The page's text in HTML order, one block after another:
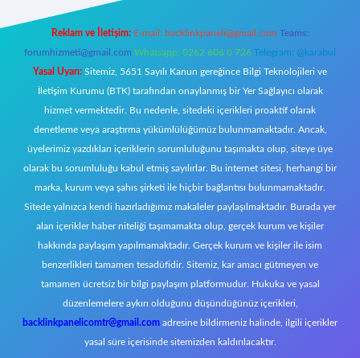
Reklam ve İletişim: E-mail: backlinkpaneli@gmail.com Teams:
forumhizmeti@gmail.com Whatsapp: 0262 606 0 726 Telegram: @karabul
Yasal Uyarı: Sitemiz, 5651 Sayılı Kanun gereğince Bilgi Teknolojileri ve
İletişim Kurumu (BTK) tarafından onaylanmış bir Yer Sağlayıcı olarak
hizmet vermektedir. Bu nedenle, sitedeki içerikleri proaktif olarak
denetleme veya araştırma yükümlülüğümüz bulunmamaktadır. Ancak,
üyelerimiz yazdıkları içeriklerin sorumluluğunu taşımakta olup, siteye üye
olarak bu sorumluluğu kabul etmiş sayılırlar. Bu internet sitesi, herhangi bir
marka, kurum veya şahıs şirketi ile hiçbir bağlantısı bulunmamaktadır.
Sitede yalnızca kendi hazırladığımız makaleler paylaşılmaktadır. Burada yer
alan içerikler haber niteliği taşımamakta olup, gerçek kurum ve kişiler
hakkında paylaşım yapılmamaktadır. Gerçek kurum ve kişiler ile isim
benzerlikleri tamamen tesadüfidir. Sitemiz, kar amacı gütmeyen ve
tamamen ücretsiz bir bilgi paylaşım platformudur. Hukuka ve yasal
düzenlemelere aykırı olduğunu düşündüğünüz içerikleri,
backlinkpanelicomtr@gmail.com adresine bildirmeniz halinde, ilgili içerikler
yasal süre içerisinde sitemizden kaldırılacaktır.